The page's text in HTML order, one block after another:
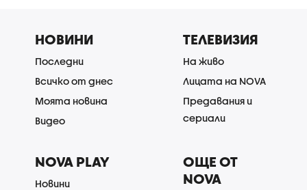
НОВИНИ
Последни
Всичко от днес
Моята новина
Видео
ТЕЛЕВИЗИЯ
На живо
Лицата на NOVA
Предавания и
сериали
NOVA PLAY
Новини
ОЩЕ ОТ
NOVA